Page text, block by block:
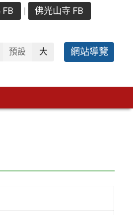
FB 佛光山寺 FB
預設 大 網站導覽